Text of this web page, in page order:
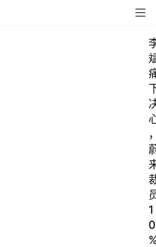
1
0